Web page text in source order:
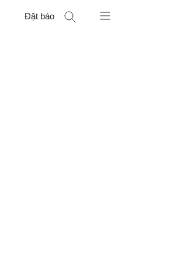
Đặt báo